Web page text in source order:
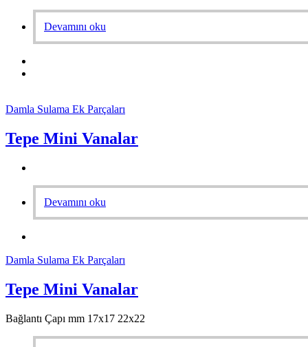
Devamını oku
Damla Sulama Ek Parçaları
Tepe Mini Vanalar
Devamını oku
Damla Sulama Ek Parçaları
Tepe Mini Vanalar
Bağlantı Çapı mm 17x17 22x22